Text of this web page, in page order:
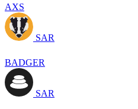
AXS
SAR
BADGER
SAR